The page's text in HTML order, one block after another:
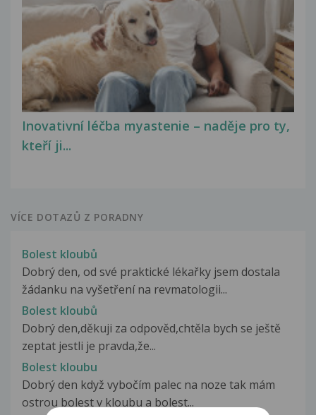
Inovativní léčba myastenie – naděje pro ty,
kteří ji...
VÍCE DOTAZŮ Z PORADNY
Bolest kloubů
Dobrý den, od své praktické lékařky jsem dostala
žádanku na vyšetření na revmatologii...
Bolest kloubů
Dobrý den,děkuji za odpověd,chtěla bych se ještě
zeptat jestli je pravda,že...
Bolest kloubu
Dobrý den když vybočím palec na noze tak mám
ostrou bolest v kloubu a bolest...